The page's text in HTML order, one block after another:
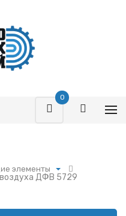
0
элементы
элементы
ДФВ 5729